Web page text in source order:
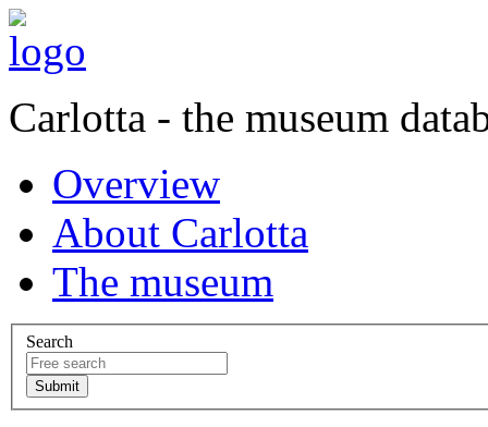
Carlotta - the museum
Overview
About Carlotta
The museum
Search